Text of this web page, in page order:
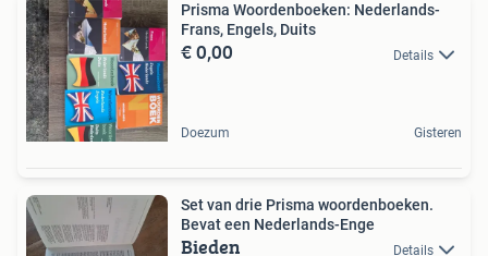
Prisma Woordenboeken: Nederlands-
Frans, Engels, Duits
€ 0,00 Details
Doezum Gisteren
Set van drie Prisma woordenboeken.
Bevat een Nederlands-Enge
Bieden Details